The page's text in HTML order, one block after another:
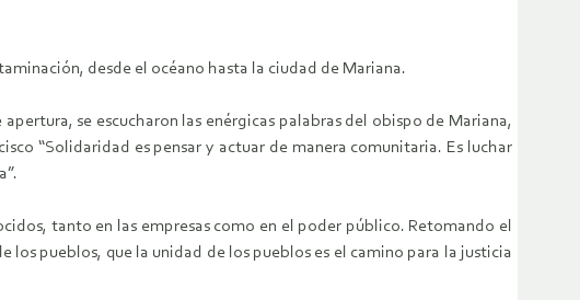
desde el océano hasta la ciudad de Mariana.
se escucharon las enérgicas palabras del obispo de Mariana,
“Solidaridad es pensar y actuar de manera comunitaria. Es luchar
tanto en las empresas como en el poder público. Retomando el
los pueblos, que la unidad de los pueblos es el camino para la justicia